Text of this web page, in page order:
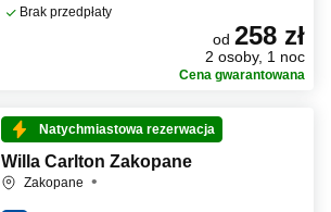
Brak przedpłaty
od 258 zł
2 osoby, 1 noc
Cena gwarantowana
Natychmiastowa rezerwacja
Willa Carlton Zakopane
Zakopane